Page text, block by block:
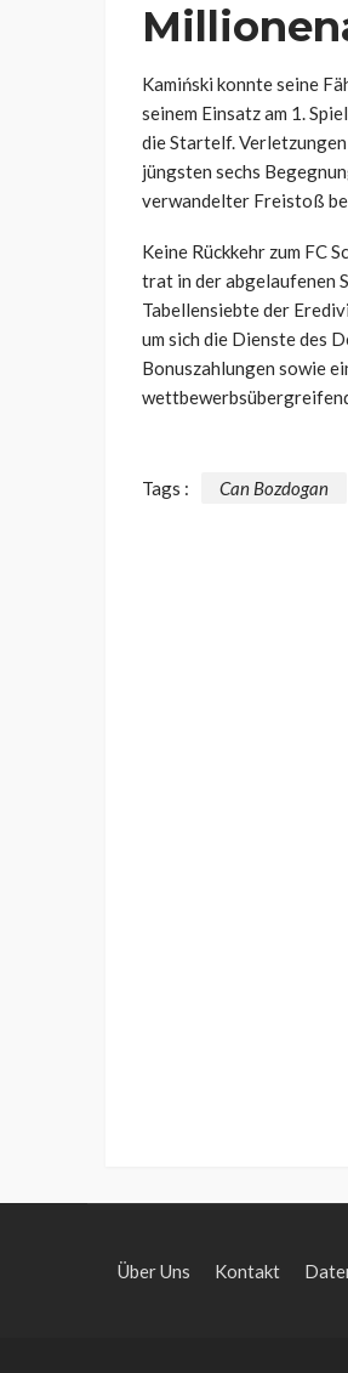
Kamiński konnte seine
seinem Einsatz am 1.
die Startelf.
jüngsten sechs
verwandelter Freistoß
Keine Rückkehr zum FC
trat in der abgelaufenen
Tabellensiebte der
um sich die Dienste des
Bonuszahlungen sowie
Tags : Can Bozdogan
Über Uns Kontakt